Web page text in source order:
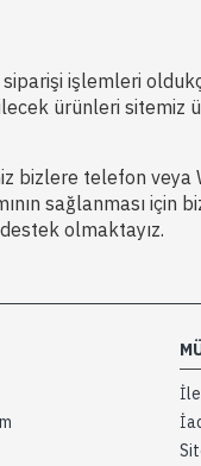
işlemleri
ürünleri sitemiz
bizlere telefon veya
sağlanması için
olmaktayız.